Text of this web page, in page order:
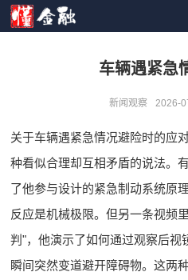
车辆遇紧急
新闻观察 2026-
关于车辆遇紧急情况避险时的应
种看似合理却互相矛盾的说法。
了他参与设计的紧急制动系统原
反应是机械极限。但另一条视频
判"，他演示了如何通过观察后视
瞬间突然变道避开障碍物。这两